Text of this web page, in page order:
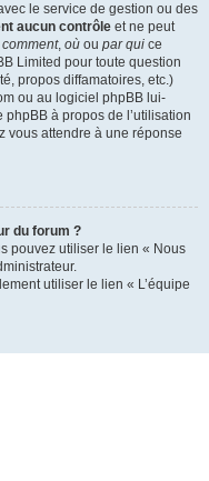
le service de gestion ou des
aucun contrôle et ne peut
comment, où ou par qui ce
Limited pour toute question
propos diffamatoires, etc.)
ou au logiciel phpBB lui-
à propos de l’utilisation
vous attendre à une réponse
du forum ?
pouvez utiliser le lien « Nous
utiliser le lien « L’équipe